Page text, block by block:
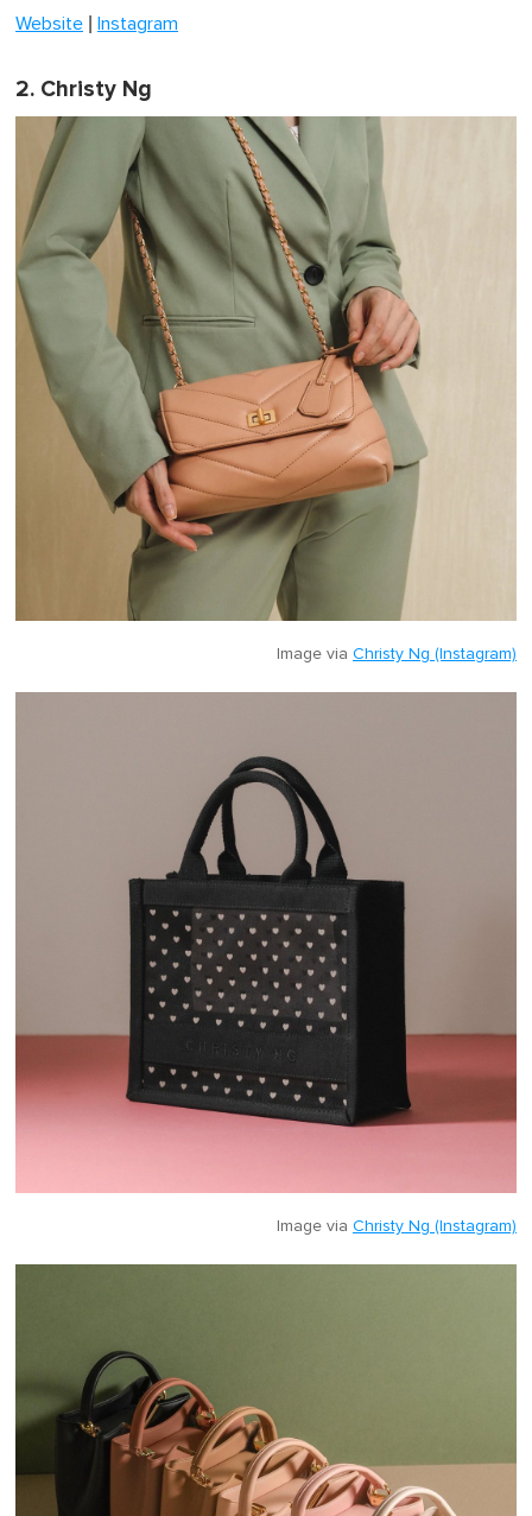
Website Instagram
2. Christy Ng
Image via Christy Ng (Instagram)
Image via Christy Ng (Instagram)